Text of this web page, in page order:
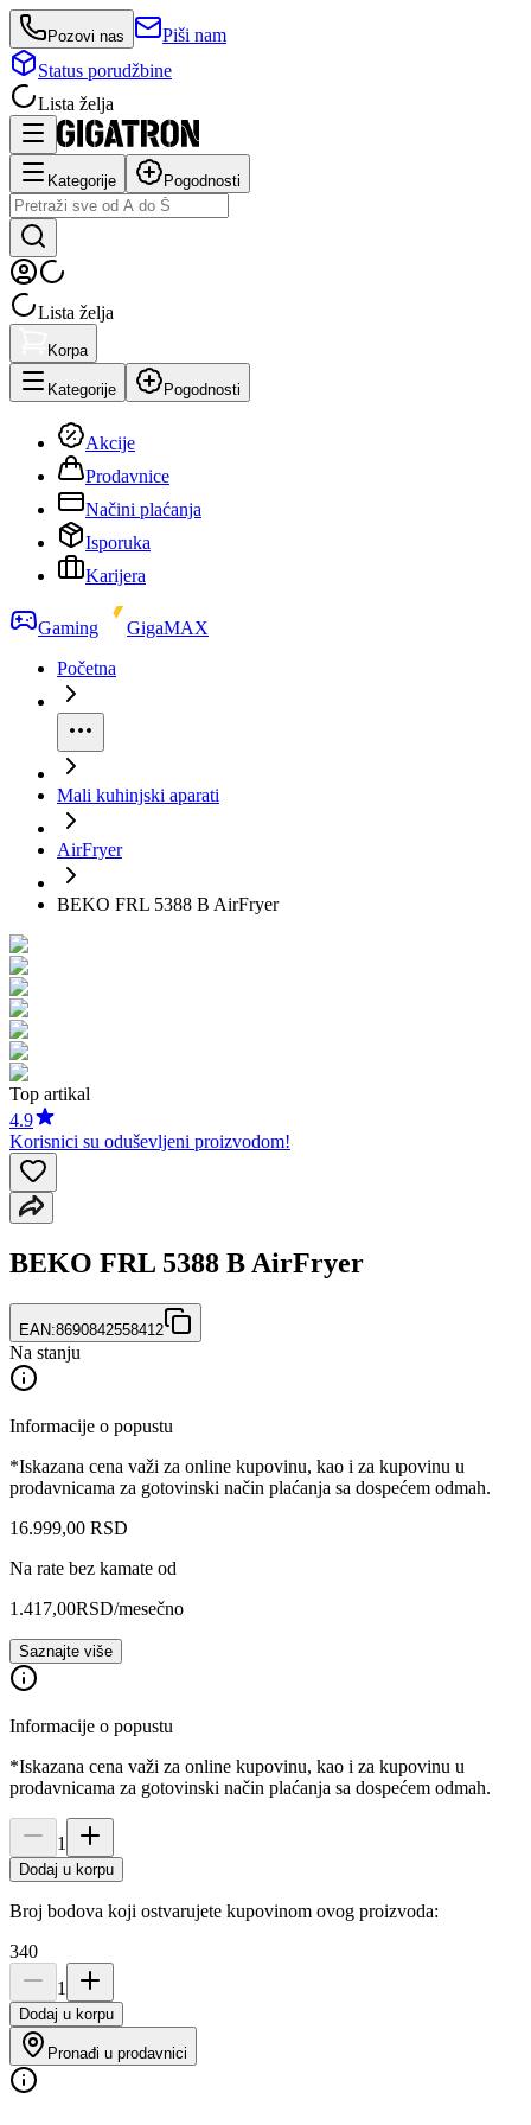
Pozovi nas
Piši nam
Status porudžbine
Lista želja
Kategorije Pogodnosti
Lista želja
Korpa
Kategorije Pogodnosti
Akcije
Prodavnice
Načini plaćanja
Isporuka
Karijera
Gaming
GigaMAX
Početna
Mali kuhinjski aparati
AirFryer
BEKO FRL 5388 B AirFryer
Top artikal
4.9
Korisnici su oduševljeni proizvodom!
BEKO FRL 5388 B AirFryer
EAN:8690842558412
Na stanju
Informacije o popustu
*Iskazana cena važi za online kupovinu, kao i za kupovinu u
prodavnicama za gotovinski način plaćanja sa dospećem odmah.
16.999,00 RSD
Na rate bez kamate od
1.417,00RSD/mesečno
Saznajte više
Informacije o popustu
*Iskazana cena važi za online kupovinu, kao i za kupovinu u
prodavnicama za gotovinski način plaćanja sa dospećem odmah.
1
Dodaj u korpu
Broj bodova koji ostvarujete kupovinom ovog proizvoda:
340
1
Dodaj u korpu
Pronađi u prodavnici